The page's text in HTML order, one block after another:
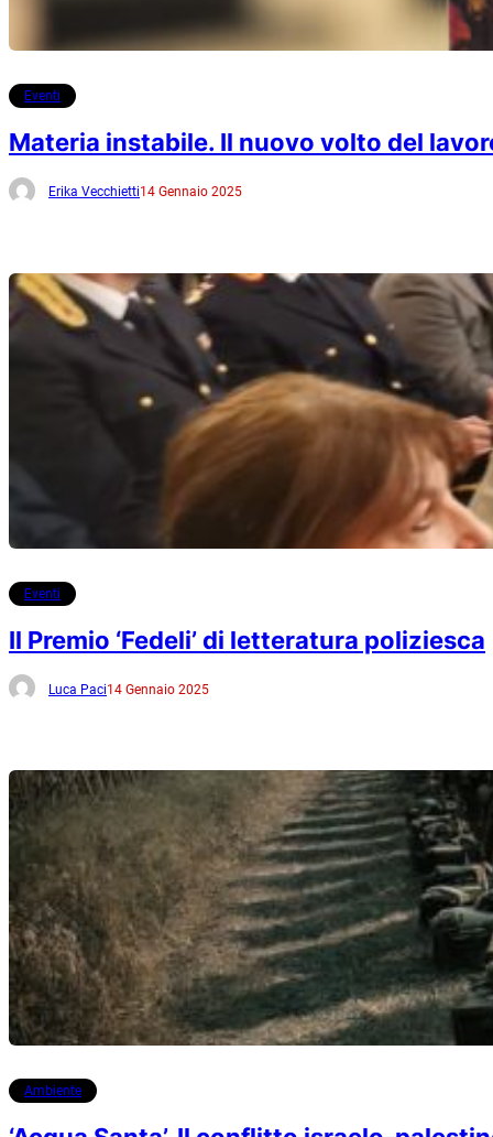
Eventi
Materia instabile. Il nuovo volto del
Erika Vecchietti14 Gennaio 2025
Eventi
Il Premio ‘Fedeli’ di letteratura poliziesca
Luca Paci14 Gennaio 2025
Ambiente